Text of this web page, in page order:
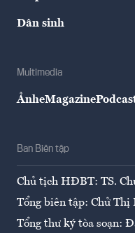
Dân sinh
Multimedia
ẢnheMagazine
Ban Biên tập
Chủ tịch HĐBT: TS.
Tổng biên tập: Chử Thị
Tổng thư ký tòa soạn: